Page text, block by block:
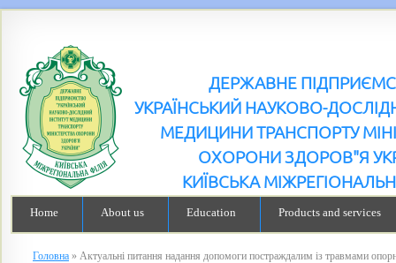
ДЕРЖАВНЕ
УКРАЇНСЬКИЙ НАУКОВО-
МЕДИЦИНИ ТРАНСПОРТУ
ОХОРОНИ ЗДОРОВ"Я
КИЇВСЬКА
Home About us Education Products and services
Головна » Актуальні питання надання допомоги постраждалим із травмами